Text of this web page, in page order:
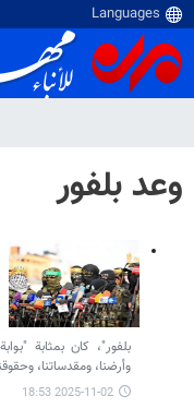
وعد بلفور
بلفور"، كان بمثابة
وأرضنا، ومقدساتنا،
2025-11-02 18:53